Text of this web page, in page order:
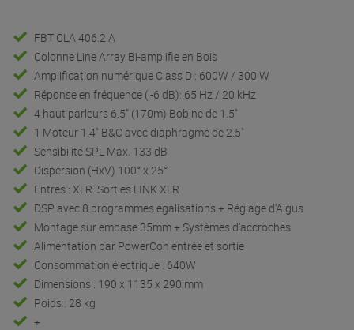
FBT CLA 406.2 A
Colonne Line Array Bi-amplifie en Bois
Amplification numérique Class D : 600W / 300 W
Réponse en fréquence ( -6 dB): 65 Hz / 20 kHz
4 haut parleurs 6.5" (170m) Bobine de 1.5"
1 Moteur 1.4" B&C avec diaphragme de 2.5"
Sensibilité SPL Max. 133 dB
Dispersion (HxV) 100° x 25°
Entres : XLR. Sorties LINK XLR
DSP avec 8 programmes égalisations + Réglage d'Aigus
Montage sur embase 35mm + Systèmes d’accroches
Alimentation par PowerCon entrée et sortie
Consommation électrique : 640W
Dimensions : 190 x 1135 x 290 mm
Poids : 28 kg
+